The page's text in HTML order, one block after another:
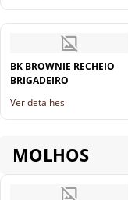
BK BROWNIE RECHEIO
BRIGADEIRO
Ver detalhes
MOLHOS